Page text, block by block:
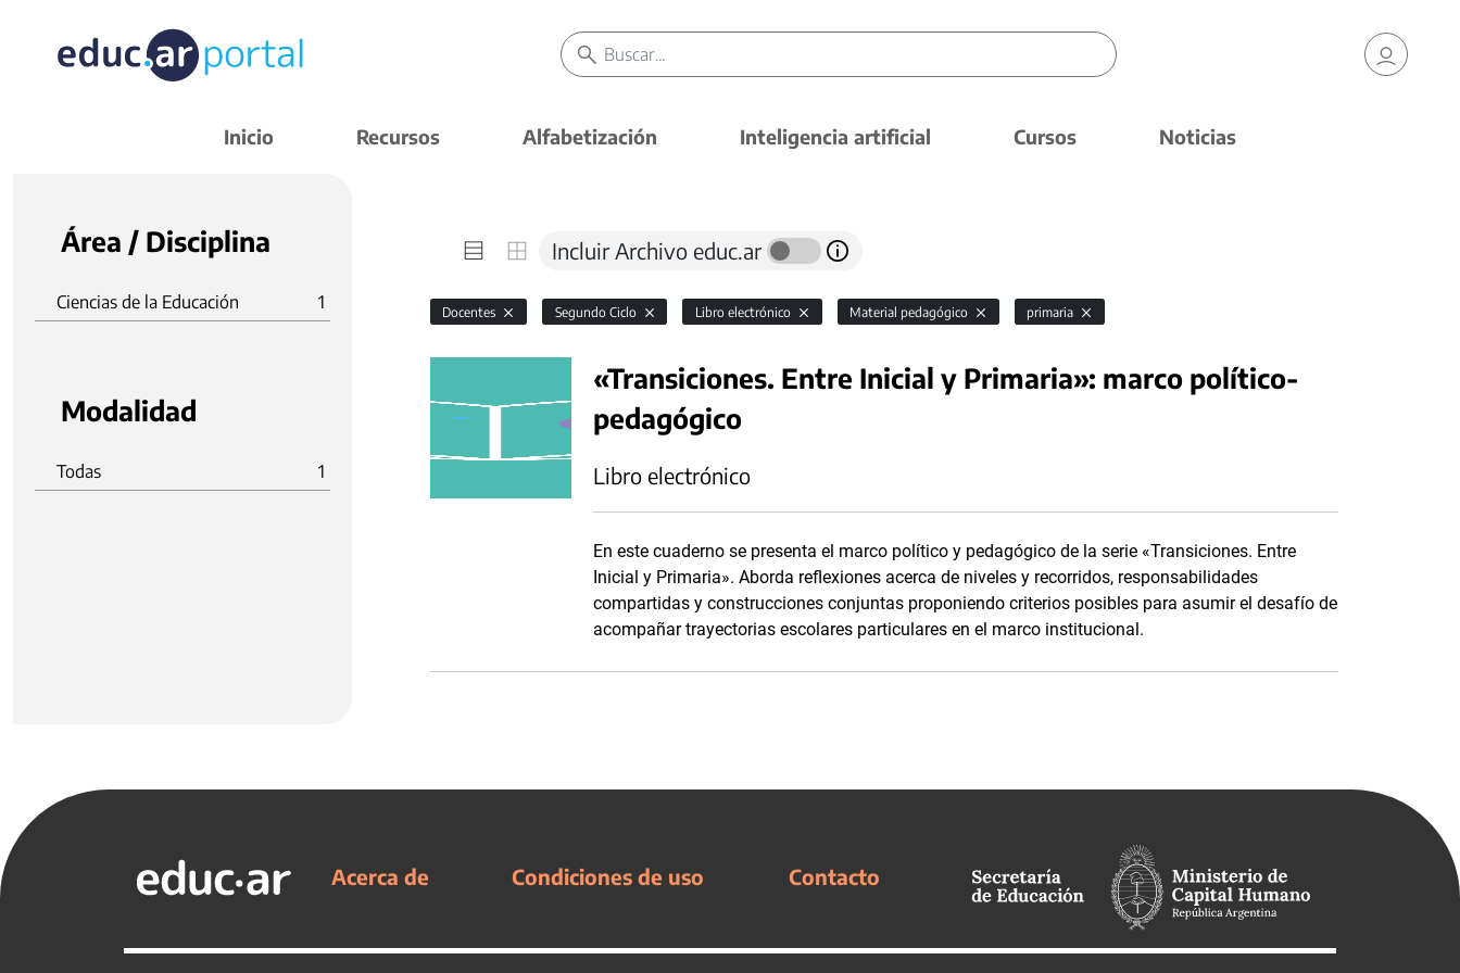
Inicio Recursos Alfabetización Inteligencia artificial Cursos Noticias
Área / Disciplina
Ciencias de la Educación 1
Modalidad
Todas 1
Incluir Archivo educ.ar
Docentes Segundo Ciclo Libro electrónico Material pedagógico primaria
«Transiciones. Entre Inicial y Primaria»: marco político-
pedagógico
Libro electrónico
En este cuaderno se presenta el marco político y pedagógico de la serie «Transiciones. Entre
Inicial y Primaria». Aborda reflexiones acerca de niveles y recorridos, responsabilidades
compartidas y construcciones conjuntas proponiendo criterios posibles para asumir el desafío de
acompañar trayectorias escolares particulares en el marco institucional.
Acerca de Condiciones de uso Contacto